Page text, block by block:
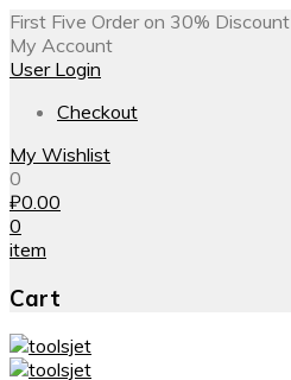
First Five Order on 30% Discount
My Account
User Login
Checkout
My Wishlist
0
₽0.00
0
item
Cart